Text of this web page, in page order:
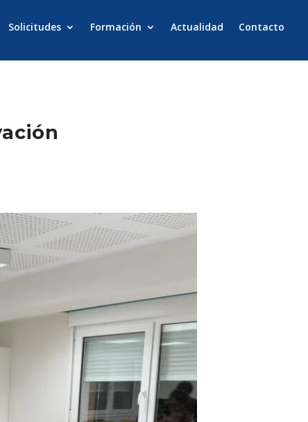
Solicitudes Formación Actualidad Contacto